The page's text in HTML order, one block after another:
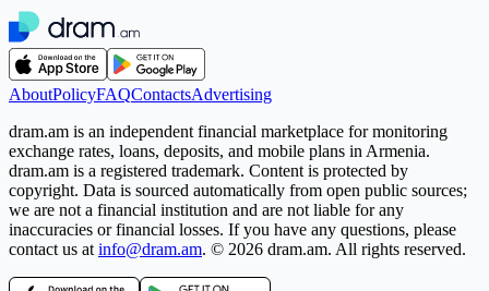
AboutPolicyFAQContactsAdvertising
dram.am is an independent financial marketplace for monitoring
exchange rates, loans, deposits, and mobile plans in Armenia.
dram.am is a registered trademark. Content is protected by
copyright. Data is sourced automatically from open public sources;
we are not a financial institution and are not liable for any
inaccuracies or financial losses. If you have any questions, please
contact us at info@dram.am. © 2026 dram.am. All rights reserved.